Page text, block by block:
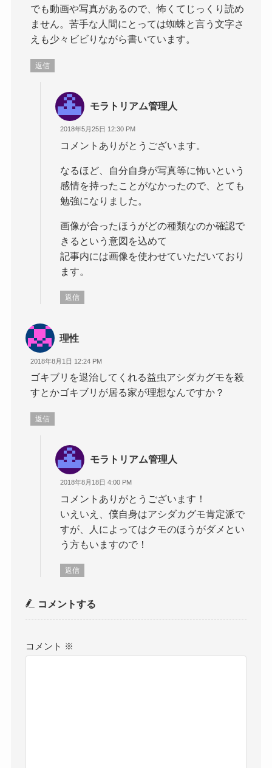
でも動画や写真があるので、怖くてじっくり読め
ません。苦手な人間にとっては蜘蛛と言う文字さ
えも少々ビビりながら書いています。
返信
モラトリアム管理人
2018年5月25日 12:30 PM
コメントありがとうございます。
なるほど、自分自身が写真等に怖いという
感情を持ったことがなかったので、とても
勉強になりました。
画像が合ったほうがどの種類なのか確認で
きるという意図を込めて
記事内には画像を使わせていただいており
ます。
返信
理性
2018年8月1日 12:24 PM
ゴキブリを退治してくれる益虫アシダカグモを殺
すとかゴキブリが居る家が理想なんですか？
返信
モラトリアム管理人
2018年8月18日 4:00 PM
コメントありがとうございます！
いえいえ、僕自身はアシダカグモ肯定派で
すが、人によってはクモのほうがダメとい
う方もいますので！
返信
コメントする
コメント ※